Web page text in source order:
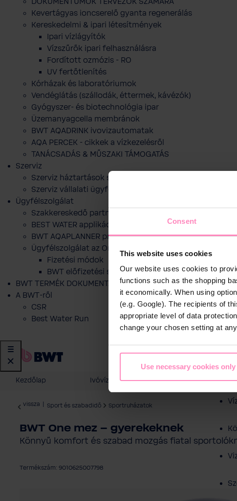
Consent
This website uses cookies
Our website uses cookies to
functions such as the shopping
it economically. When using
(e.g. Google). The recipients of
appropriate level of data
change your chosen setting at
Use necessary cookies only
Kevertágyas ioncserelő gyanta regenerálás
Kereskedelmi & ipari létesítmények
Ipari vízlágyítók
Vízszűrők ipari felhasználásra
Fordított ozmózis - RO
UV fertőtlenítés
Kórházak és laboratóriumok
Vendéglátás (szállodák, éttermek, kávézók)
Gyógyszer- és biotechnológia ipar
Üzemanyagcella membránok
BWT AQADRINK ivovizautomatak
AQA PERCEK - cikkek a vízkezelésről
TANÁCSADÁS & MŰSZAKI TÁMOGATÁS
Szerviz
Szerviz háztartások számára
Szerviz vállalati ügyfelek számára
Ügyfélszolgálat
Szakkereskedő partnereink
BEST WATER applikáció
BWT AQAPLANNER program
Ügyfélszolgálat az Online webshophoz
Fizetési módok
BWT előfizetési szolgáltatása
BWT TERMÉK DOKUMENTÁCIÓ
A BWT-ről
CSR
Best Water Run
Kezdőlap Ivóvíz szűrés Otthoni vízkezelés
vissza Sport és szabadidő Sportruházatok
BWT One mez – gyerekeknek
Könnyű komfort és szabad mozgás fiatal
Termékszám: 9010625007798